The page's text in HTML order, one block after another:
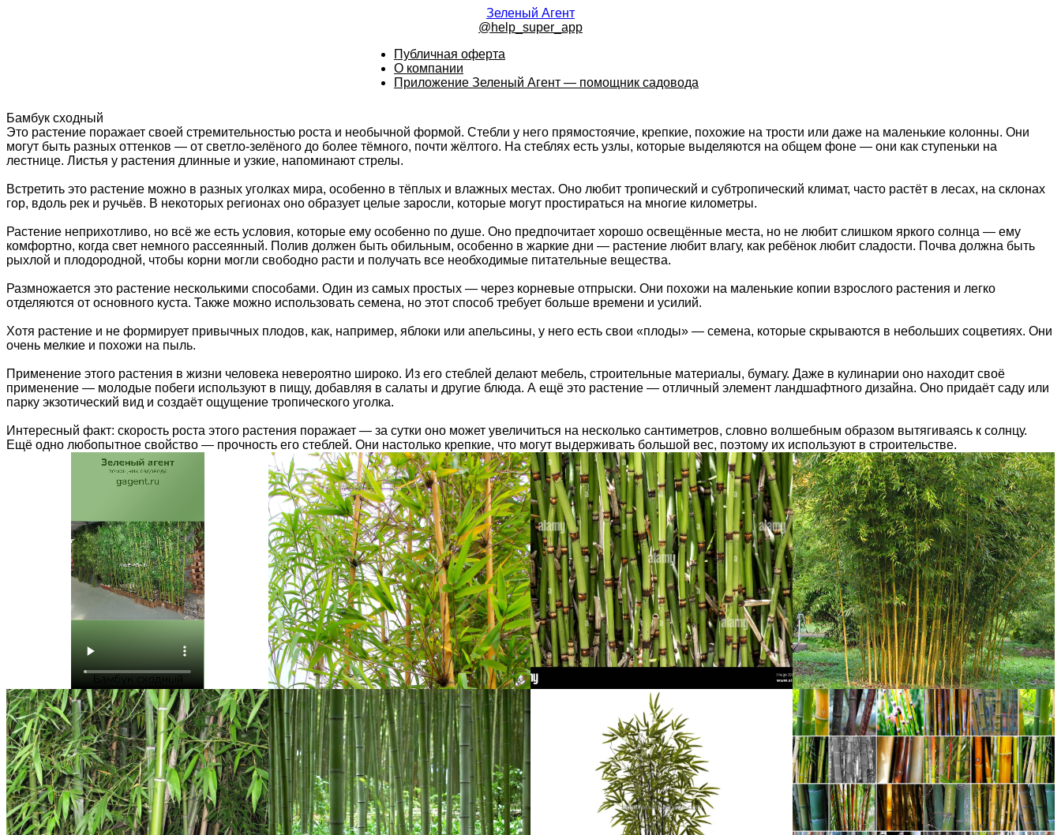
Зеленый Агент
@help_super_app
Публичная оферта
О компании
Приложение Зеленый Агент — помощник садовода
Бамбук сходный
Это растение поражает своей стремительностью роста и необычной формой. Стебли у него прямостоячие, крепкие, похожие на трости или даже на маленькие колонны. Они
могут быть разных оттенков — от светло-зелёного до более тёмного, почти жёлтого. На стеблях есть узлы, которые выделяются на общем фоне — они как ступеньки на
лестнице. Листья у растения длинные и узкие, напоминают стрелы.
Встретить это растение можно в разных уголках мира, особенно в тёплых и влажных местах. Оно любит тропический и субтропический климат, часто растёт в лесах, на склонах
гор, вдоль рек и ручьёв. В некоторых регионах оно образует целые заросли, которые могут простираться на многие километры.
Растение неприхотливо, но всё же есть условия, которые ему особенно по душе. Оно предпочитает хорошо освещённые места, но не любит слишком яркого солнца — ему
комфортно, когда свет немного рассеянный. Полив должен быть обильным, особенно в жаркие дни — растение любит влагу, как ребёнок любит сладости. Почва должна быть
рыхлой и плодородной, чтобы корни могли свободно расти и получать все необходимые питательные вещества.
Размножается это растение несколькими способами. Один из самых простых — через корневые отпрыски. Они похожи на маленькие копии взрослого растения и легко
отделяются от основного куста. Также можно использовать семена, но этот способ требует больше времени и усилий.
Хотя растение и не формирует привычных плодов, как, например, яблоки или апельсины, у него есть свои «плоды» — семена, которые скрываются в небольших соцветиях. Они
очень мелкие и похожи на пыль.
Применение этого растения в жизни человека невероятно широко. Из его стеблей делают мебель, строительные материалы, бумагу. Даже в кулинарии оно находит своё
применение — молодые побеги используют в пищу, добавляя в салаты и другие блюда. А ещё это растение — отличный элемент ландшафтного дизайна. Оно придаёт саду или
парку экзотический вид и создаёт ощущение тропического уголка.
Интересный факт: скорость роста этого растения поражает — за сутки оно может увеличиться на несколько сантиметров, словно волшебным образом вытягиваясь к солнцу.
Ещё одно любопытное свойство — прочность его стеблей. Они настолько крепкие, что могут выдерживать большой вес, поэтому их используют в строительстве.